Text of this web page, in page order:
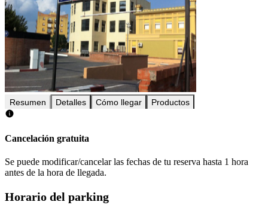
Resumen Detalles Cómo llegar Productos
Cancelación gratuita
Se puede modificar/cancelar las fechas de tu reserva hasta 1 hora
antes de la hora de llegada.
Horario del parking